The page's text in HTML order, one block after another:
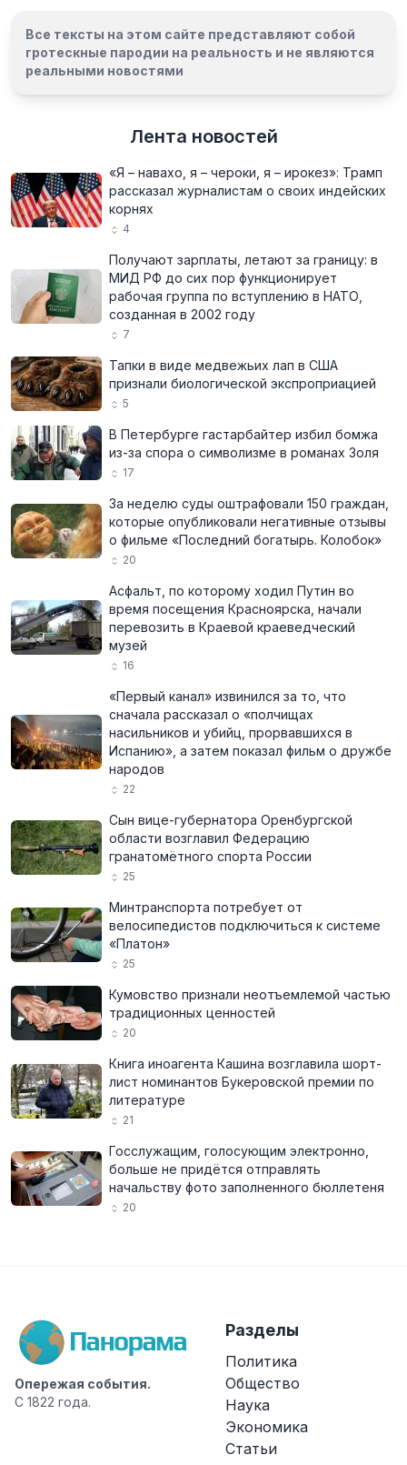
Все тексты на этом сайте представляют собой
гротескные пародии на реальность и не являются
реальными новостями
Лента новостей
«Я – навахо, я – чероки, я – ирокез»: Трамп
рассказал журналистам о своих индейских
корнях
4
Получают зарплаты, летают за границу: в
МИД РФ до сих пор функционирует
рабочая группа по вступлению в НАТО,
созданная в 2002 году
7
Тапки в виде медвежьих лап в США
признали биологической экспроприацией
5
В Петербурге гастарбайтер избил бомжа
из-за спора о символизме в романах Золя
17
За неделю суды оштрафовали 150 граждан,
которые опубликовали негативные отзывы
о фильме «Последний богатырь. Колобок»
20
Асфальт, по которому ходил Путин во
время посещения Красноярска, начали
перевозить в Краевой краеведческий
музей
16
«Первый канал» извинился за то, что
сначала рассказал о «полчищах
насильников и убийц, прорвавшихся в
Испанию», а затем показал фильм о дружбе
народов
22
Сын вице-губернатора Оренбургской
области возглавил Федерацию
гранатомётного спорта России
25
Минтранспорта потребует от
велосипедистов подключиться к системе
«Платон»
25
Кумовство признали неотъемлемой частью
традиционных ценностей
20
Книга иноагента Кашина возглавила шорт-
лист номинантов Букеровской премии по
литературе
21
Госслужащим, голосующим электронно,
больше не придётся отправлять
начальству фото заполненного бюллетеня
20
Опережая события.
С 1822 года.
Разделы
Политика
Общество
Наука
Экономика
Статьи